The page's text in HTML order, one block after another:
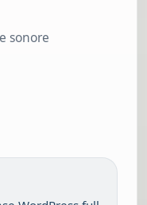
sonore